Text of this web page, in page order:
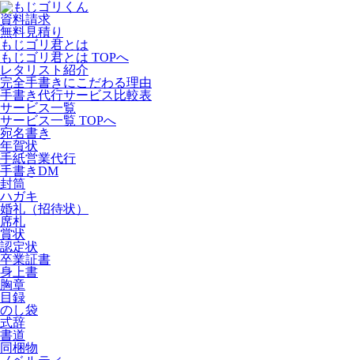
資料請求
無料見積り
もじゴリ君とは
もじゴリ君とは TOPへ
レタリスト紹介
完全手書きにこだわる理由
手書き代行サービス比較表
サービス一覧
サービス一覧 TOPへ
宛名書き
年賀状
手紙営業代行
手書きDM
封筒
ハガキ
婚礼（招待状）
席札
賞状
認定状
卒業証書
身上書
胸章
目録
のし袋
式辞
書道
同梱物